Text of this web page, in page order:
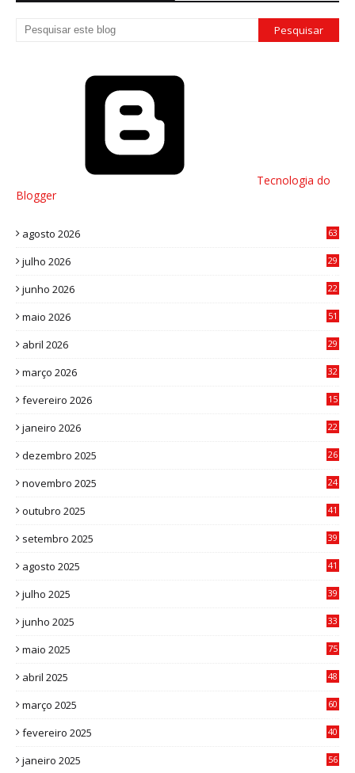
Tecnologia do
Blogger
agosto 2026 63
julho 2026
29
junho 2026
22
maio 2026
51
abril 2026
29
março 2026
32
fevereiro 2026
15
janeiro 2026
22
dezembro 2025
26
novembro 2025
24
outubro 2025
41
setembro 2025
39
agosto 2025
41
julho 2025
39
junho 2025
33
maio 2025 75
abril 2025
48
março 2025
60
fevereiro 2025
40
janeiro 2025
56